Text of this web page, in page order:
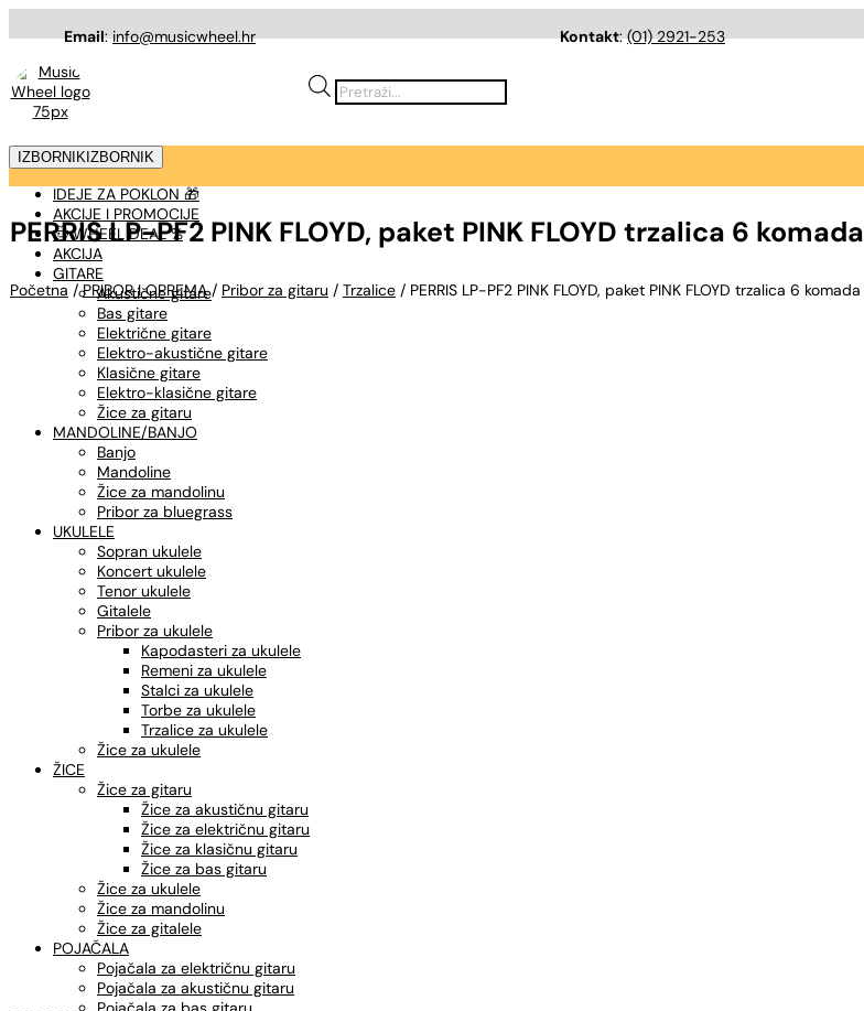
Email: info@musicwheel.hr Kontakt:(01) 2921-253
Products
search
IZBORNIK IZBORNIK
IDEJE ZA POKLON 🎁
AKCIJE I PROMOCIJE
🤠 WHEEL DEAL %
AKCIJA
GITARE
Akustične gitare
Bas gitare
Električne gitare
Elektro-akustične gitare
Klasične gitare
Elektro-klasične gitare
Žice za gitaru
MANDOLINE/BANJO
Banjo
Mandoline
Žice za mandolinu
Pribor za bluegrass
UKULELE
Sopran ukulele
Koncert ukulele
Tenor ukulele
Gitalele
Pribor za ukulele
Kapodasteri za ukulele
Remeni za ukulele
Stalci za ukulele
Torbe za ukulele
Trzalice za ukulele
Žice za ukulele
ŽICE
Žice za gitaru
Žice za akustičnu gitaru
Žice za električnu gitaru
Žice za klasičnu gitaru
Žice za bas gitaru
Žice za ukulele
Žice za mandolinu
Žice za gitalele
POJAČALA
Pojačala za električnu gitaru
Pojačala za akustičnu gitaru
PERRIS LP-PF2 PINK FLOYD, paket PINK FLOYD trzalica 6 komada
Početna /PRIBOR I OPREMA/ Pribor za gitaru / Trzalice / PERRIS LP-PF2 PINK FLOYD, paket PINK FLOYD trzalica 6 komada